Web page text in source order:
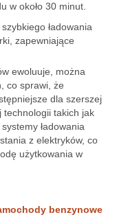
w około 30 minut.
ładowania
zapewniające
ewoluuje, można
co sprawi, że
dla szerszej
technologii takich jak
ładowania
z elektryków, co
użytkowania w
benzynowe